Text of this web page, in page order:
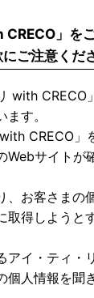
CRECO」を
ご注意くだ
with CRECO
す。
CRECO」
Webサイトが
、お客さまの
取得しようと
アイ・ティ・
個人情報を聞